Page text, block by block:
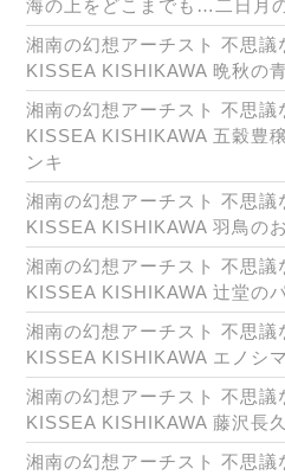
海の上をどこまでも…二日月
湘南の幻想アーチスト 不思議
KISSEA KISHIKAWA 晩秋の
湘南の幻想アーチスト 不思議
KISSEA KISHIKAWA 五穀豊
ンキ
湘南の幻想アーチスト 不思議
KISSEA KISHIKAWA 羽鳥の
湘南の幻想アーチスト 不思議
KISSEA KISHIKAWA 辻堂の
湘南の幻想アーチスト 不思議
KISSEA KISHIKAWA エノシ
湘南の幻想アーチスト 不思議
KISSEA KISHIKAWA 藤沢長
湘南の幻想アーチスト 不思議